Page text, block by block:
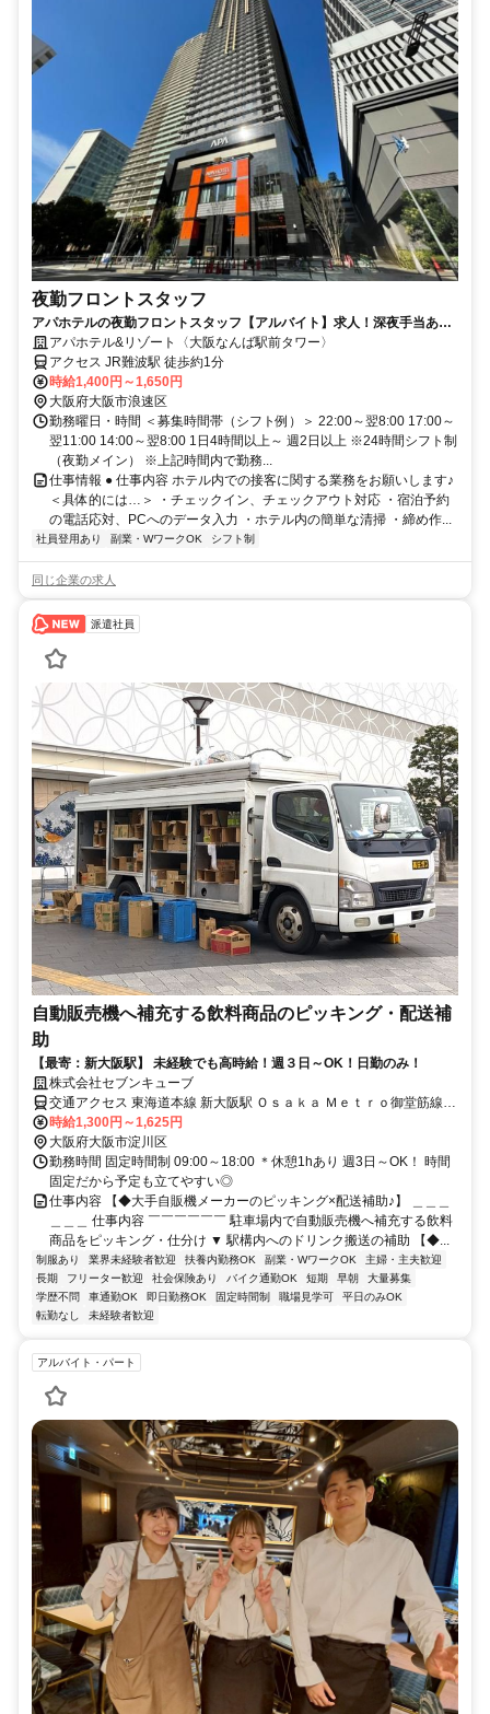
夜勤フロントスタッフ
アパホテルの夜勤フロントスタッフ【アルバイト】求人！深夜手当あり
の夜勤帯でしっかり稼げる
アパホテル&リゾート〈大阪なんば駅前タワー〉
アクセス JR難波駅 徒歩約1分
時給1,400円～1,650円
大阪府大阪市浪速区
勤務曜日・時間 ＜募集時間帯（シフト例）＞ 22:00～翌8:00 17:00～
翌11:00 14:00～翌8:00 1日4時間以上～ 週2日以上 ※24時間シフト制
（夜勤メイン） ※上記時間内で勤務...
仕事情報 ● 仕事内容 ホテル内での接客に関する業務をお願いします♪
＜具体的には…＞ ・チェックイン、チェックアウト対応 ・宿泊予約
の電話応対、PCへのデータ入力 ・ホテル内の簡単な清掃 ・締め作...
社員登用あり 副業・WワークOK シフト制
同じ企業の求人
派遣社員
自動販売機へ補充する飲料商品のピッキング・配送補
助
【最寄：新大阪駅】 未経験でも高時給！週３日～OK！日勤のみ！
株式会社セブンキューブ
交通アクセス 東海道本線 新大阪駅 Ｏｓａｋａ Ｍｅｔｒｏ御堂筋線
新大阪駅 Ｏｓａｋａ Ｍｅｔｒｏ御堂筋線 西中島南方駅 ★新大阪エリ
アのお仕事です。
時給1,300円～1,625円
大阪府大阪市淀川区
勤務時間 固定時間制 09:00～18:00 ＊休憩1hあり 週3日～OK！ 時間
固定だから予定も立てやすい◎
仕事内容 【◆大手自販機メーカーのピッキング×配送補助♪】 ＿＿＿
＿＿＿ 仕事内容 ￣￣￣￣￣￣ 駐車場内で自動販売機へ補充する飲料
商品をピッキング・仕分け ▼ 駅構内へのドリンク搬送の補助 【◆...
制服あり 業界未経験者歓迎 扶養内勤務OK 副業・WワークOK
主婦・主夫歓迎
長期
フリーター歓迎 社会保険あり バイク通勤OK 短期 早朝
大量募集
学歴不問
車通勤OK 即日勤務OK 固定時間制 職場見学可
平日のみOK
転勤なし
未経験者歓迎
アルバイト・パート